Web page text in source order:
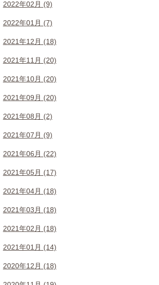
2022年02月 (9)
2022年01月 (7)
2021年12月 (18)
2021年11月 (20)
2021年10月 (20)
2021年09月 (20)
2021年08月 (2)
2021年07月 (9)
2021年06月 (22)
2021年05月 (17)
2021年04月 (18)
2021年03月 (18)
2021年02月 (18)
2021年01月 (14)
2020年12月 (18)